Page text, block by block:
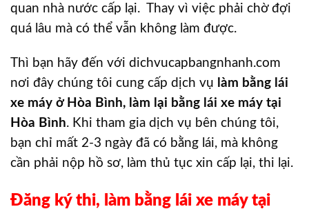
quan nhà nước cấp lại. Thay vì việc phải chờ đợi
quá lâu mà có thể vẫn không làm được.
Thì bạn hãy đến với dichvucapbangnhanh.com
nơi đây chúng tôi cung cấp dịch vụ làm bằng lái
xe máy ở Hòa Bình, làm lại bằng lái xe máy tại
Hòa Bình. Khi tham gia dịch vụ bên chúng tôi,
bạn chỉ mất 2-3 ngày đã có bằng lái, mà không
cần phải nộp hồ sơ, làm thủ tục xin cấp lại, thi lại.
Đăng ký thi, làm bằng lái xe máy tại